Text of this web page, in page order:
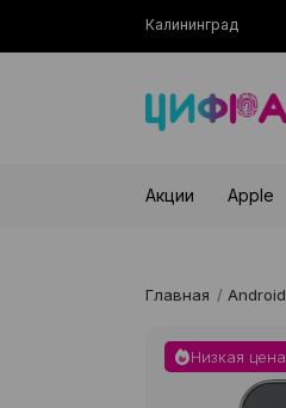
Калининград
Акции Apple
Главная / Android
Низкая цена